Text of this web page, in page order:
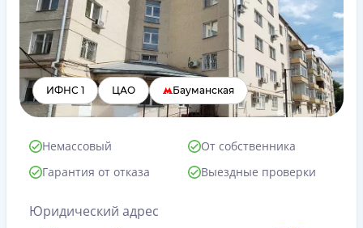
ИФНС 1 ЦАО Бауманская
Немассовый
От собственника
Гарантия от отказа
Выездные проверки
Юридический адрес